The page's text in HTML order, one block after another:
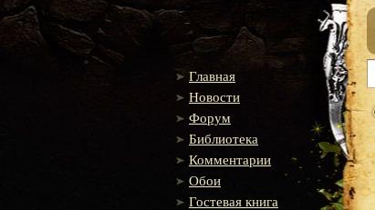
Главная
Новости
Форум
Библиотека
Комментарии
Обои
Гостевая книга